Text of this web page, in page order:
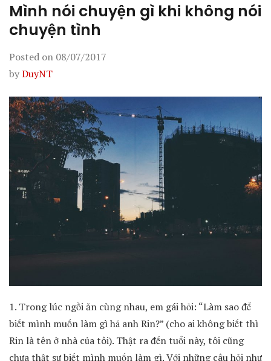
Mình nói chuyện gì khi không nói
chuyện tình
Posted on 08/07/2017
byDuyNT
1. Trong lúc ngồi ăn cùng nhau, em gái hỏi: “Làm sao để
biết mình muốn làm gì hả anh Rin?” (cho ai không biết thì
Rin là tên ở nhà của tôi). Thật ra đến tuổi này, tôi cũng
chưa thật sự biết mình muốn làm gì. Với những câu hỏi như